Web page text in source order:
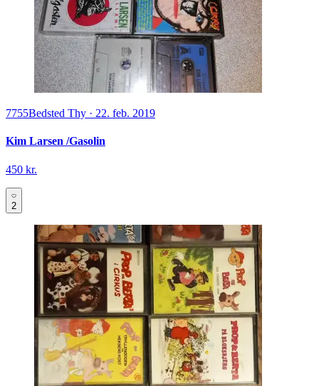
7755Bedsted Thy · 22. feb. 2019
Kim Larsen /Gasolin
450 kr.
2